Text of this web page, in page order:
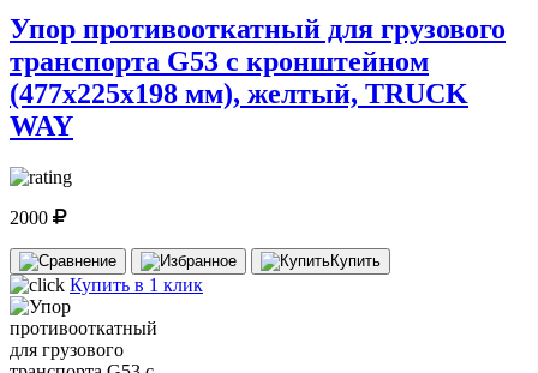
Упор противооткатный для грузового
транспорта G53 с кронштейном
(477х225х198 мм), желтый, TRUCK
WAY
2000
Купить
Купить в 1 клик